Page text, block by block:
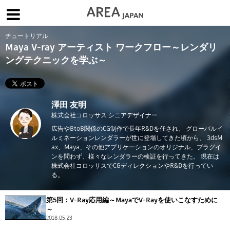
体験版で始める
About us | メールマガジン
コラム ユーザー事例
ムービー
Movies
イベント
Events Products
求人
Jobs
注目のキーワード
インディー版
アニメ
教育機関・学生
Flow Production Tracking（旧ShotGrid）
チュートリアル
Maya V-ray アーティスト ワークフロー～レンダリ
ングテクニックを学ぶ～
澤田 友明
株式会社コロッサス シニアデザイナー
広告やBtoB関係のCG制作で長年R&Dを任され、 グローバルイ
ルミネーションレンダラーが世に登場してきた頃から、 3dsM
ax、Maya、その他アプリケーションのオリジナル、プラグイ
ンを問わず、様々なレンダラーの検証を行ってきた。 現在は
株式会社コロッサスでCGディレクションやR&Dを行ってい
る。
第5回：V-Ray応用編～MayaでV-Rayを使いこなすために
～
2018.05.23